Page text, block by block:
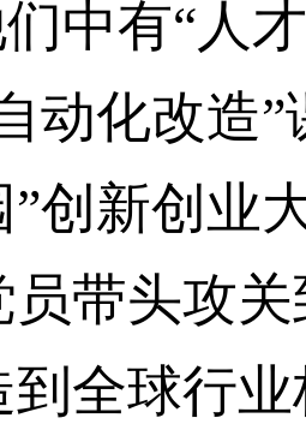
中有“人
动化改造
创新创业
头攻关
到全球行